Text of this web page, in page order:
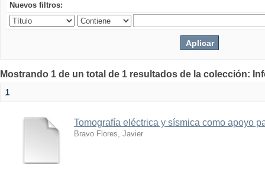
Nuevos filtros:
Mostrando 1 de un total de 1 resultados de la colección:
1
Tomografía eléctrica y sísmica como apoyo
Bravo Flores, Javier